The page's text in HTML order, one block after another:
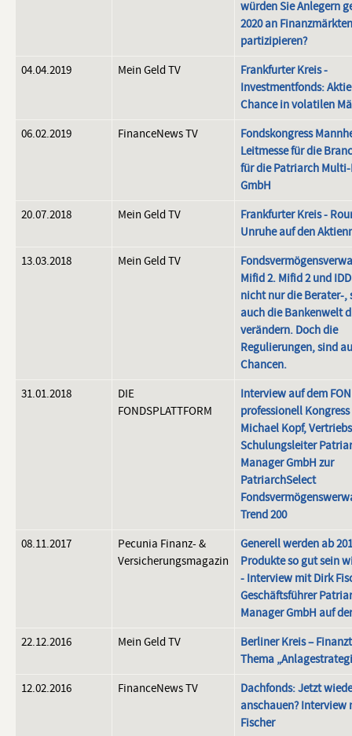
würden Sie Anlegern
2020 an
partizipieren?
04.04.2019
Mein Geld TV
Frankfurter Kreis -
Investmentfonds:
Chance in volatilen
06.02.2019
FinanceNews TV
Fondskongress
Leitmesse für die
für die Patriarch
GmbH
20.07.2018
Mein Geld TV
Frankfurter Kreis -
Unruhe auf den
13.03.2018
Mein Geld TV
Mifid 2. Mifid 2 und
nicht nur die Berater-,
auch die Bankenwelt
verändern. Doch die
Regulierungen, sind
Chancen.
31.01.2018
DIE
FONDSPLATTFORM
Interview auf dem
professionell
Michael Kopf,
Schulungsleiter
Manager GmbH zur
PatriarchSelect
Trend 200
08.11.2017
Pecunia Finanz- &
Versicherungsmagazin
Generell werden ab
Produkte so gut sein
- Interview mit Dirk
Geschäftsführer
Manager GmbH auf
22.12.2016
Mein Geld TV
Berliner Kreis –
Thema
12.02.2016
FinanceNews TV
Dachfonds: Jetzt
anschauen? Interview
Fischer